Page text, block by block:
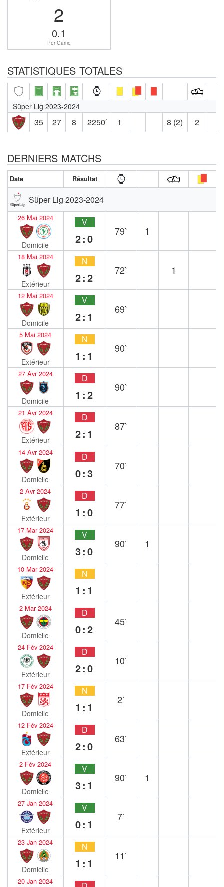
2
0.1
Per Game
STATISTIQUES TOTALES
Süper Lig 2023-2024
35 27 8 2250′ 1 8 (2) 2
DERNIERS MATCHS
Date Résultat
Süper Lig 2023-2024
26 Mai 2024
Domicile
V
2:0
79` 1
18 Mai 2024
Extérieur
N
2:2
72` 1
12 Mai 2024
Domicile
V
2:1
69`
5 Mai 2024
Extérieur
N
1:1
90`
27 Avr 2024
Domicile
D
1:2
90`
21 Avr 2024
Extérieur
D
2:1
87`
14 Avr 2024
Domicile
D
0:3
70`
2 Avr 2024
Extérieur
D
1:0
77`
17 Mar 2024
Domicile
V
3:0
90` 1
10 Mar 2024
Extérieur
N
1:1
2 Mar 2024
Domicile
D
0:2
45`
24 Fév 2024
Extérieur
D
2:0
10`
17 Fév 2024
Domicile
N
1:1
2`
12 Fév 2024
Extérieur
D
2:0
63`
2 Fév 2024
Domicile
V
3:1
90` 1
27 Jan 2024
Extérieur
V
0:1
7`
23 Jan 2024
Domicile
N
1:1
11`
20 Jan 2024